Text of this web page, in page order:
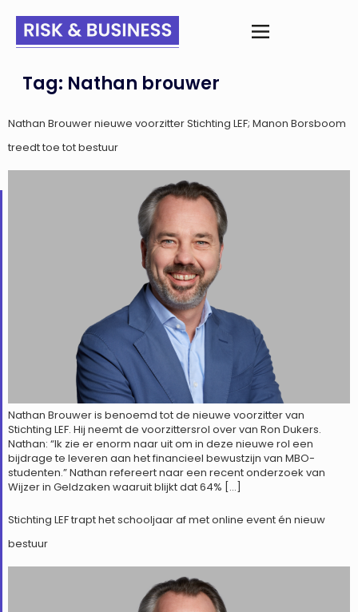
Tag: Nathan brouwer
Nathan Brouwer nieuwe voorzitter Stichting LEF; Manon Borsboom
treedt toe tot bestuur
Nathan Brouwer is benoemd tot de nieuwe voorzitter van
Stichting LEF. Hij neemt de voorzittersrol over van Ron Dukers.
Nathan: “Ik zie er enorm naar uit om in deze nieuwe rol een
bijdrage te leveren aan het financieel bewustzijn van MBO-
studenten.” Nathan refereert naar een recent onderzoek van
Wijzer in Geldzaken waaruit blijkt dat 64% […]
Stichting LEF trapt het schooljaar af met online event én nieuw
bestuur